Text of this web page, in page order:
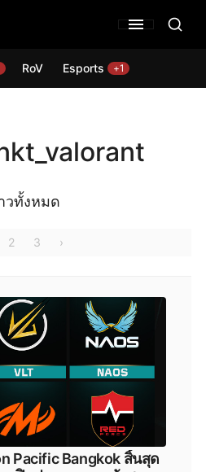
RoV Esports +1
วทั้งหมด
2 3 ›
Pacific Bangkok สิ้นสุด